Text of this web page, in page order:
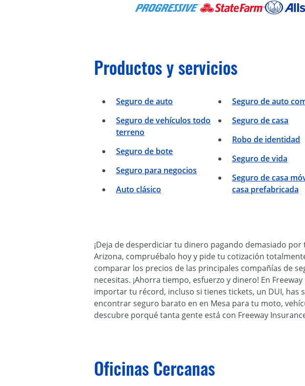
Productos y servicios
Seguro de auto
Seguro de vehículos todo
terreno
Seguro de bote
Seguro para negocios
Auto clásico
Seguro de auto
Seguro de casa
Robo de identidad
Seguro de vida
Seguro de casa
casa prefabricada
¡Deja de desperdiciar tu dinero pagando demasiado
Arizona, compruébalo hoy y pide tu cotización
comparar los precios de las principales compañías de
necesitas. ¡Ahorra tiempo, esfuerzo y dinero! En
importar tu récord, incluso si tienes tickets, un DUI, has
encontrar seguro barato en en Mesa para tu moto,
descubre porqué tanta gente está con Freeway
Oficinas Cercanas